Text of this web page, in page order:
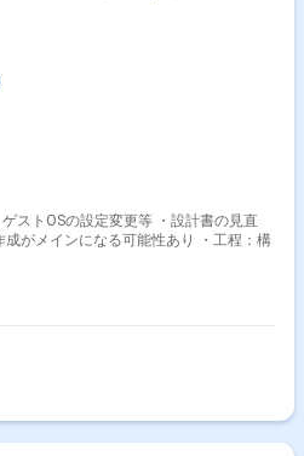
ストOSの設定変更等 ・設計書の見直
がメインになる可能性あり ・工程：構